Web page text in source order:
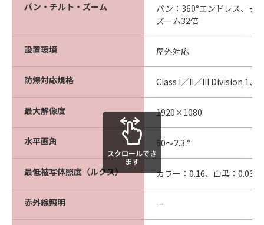
パン・チルト・ズーム
パン：360°エンドレス、チ
ズーム32倍
設置環境 屋外対応
防爆対応規格 Class I／II／III Division 1、
最大解像度 1920×1080
水平画角 60～2.3 °
最低被写体照度（ルクス） カラー：0.16、白黒：0.03
赤外線照明 ー
スクロールでき
ます